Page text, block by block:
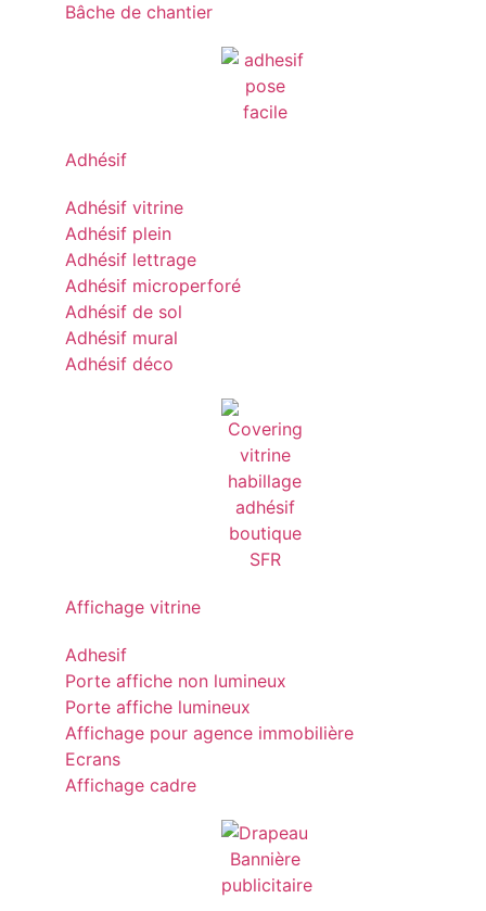
Bâche de chantier
Adhésif
Adhésif vitrine
Adhésif plein
Adhésif lettrage
Adhésif microperforé
Adhésif de sol
Adhésif mural
Adhésif déco
Affichage vitrine
Adhesif
Porte affiche non lumineux
Porte affiche lumineux
Affichage pour agence immobilière
Ecrans
Affichage cadre